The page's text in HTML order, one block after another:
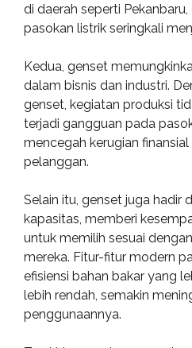
di daerah seperti
pasokan listrik seringkali
Kedua, genset
dalam bisnis dan industri.
genset, kegiatan produksi
terjadi gangguan pada
mencegah kerugian
pelanggan.
Selain itu, genset juga hadir
kapasitas, memberi
untuk memilih sesuai
mereka. Fitur-fitur modern
efisiensi bahan bakar yang
lebih rendah, semakin
penggunaannya.